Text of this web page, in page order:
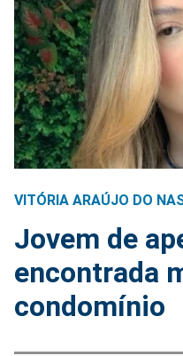
VITÓRIA ARAÚJO DO
Jovem de
encontrada
condomínio